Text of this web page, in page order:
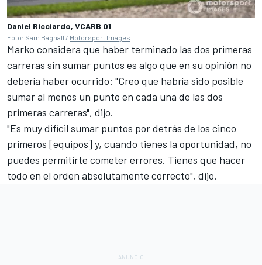
Daniel Ricciardo, VCARB 01
Foto: Sam Bagnall / Motorsport Images
Marko considera que haber terminado las dos primeras
carreras sin sumar puntos es algo que en su opinión no
debería haber ocurrido: "Creo que habría sido posible
sumar al menos un punto en cada una de las dos
primeras carreras", dijo.
"Es muy difícil sumar puntos por detrás de los cinco
primeros [equipos] y, cuando tienes la oportunidad, no
puedes permitirte cometer errores. Tienes que hacer
todo en el orden absolutamente correcto", dijo.